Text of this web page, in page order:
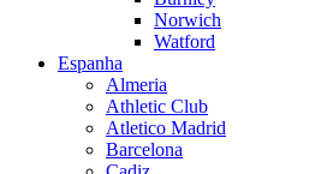
Norwich
Watford
Espanha
Almeria
Athletic Club
Atletico Madrid
Barcelona